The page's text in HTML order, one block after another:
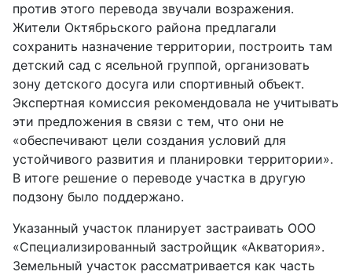
против этого перевода звучали возражения.
Жители Октябрьского района предлагали
сохранить назначение территории, построить там
детский сад с ясельной группой, организовать
зону детского досуга или спортивный объект.
Экспертная комиссия рекомендовала не учитывать
эти предложения в связи с тем, что они не
«обеспечивают цели создания условий для
устойчивого развития и планировки территории».
В итоге решение о переводе участка в другую
подзону было поддержано.
Указанный участок планирует застраивать ООО
«Специализированный застройщик «Акватория».
Земельный участок рассматривается как часть